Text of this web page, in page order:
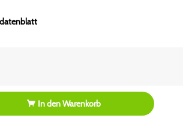
In denWarenkorb